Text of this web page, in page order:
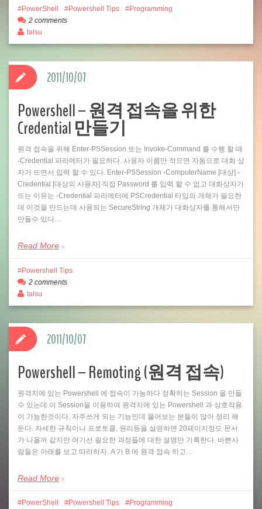
PowerShell Powershell Tips
Programming
2 comments
talsu
Powershell – 원격 접속을 위한
Credential 만들기
원격 접속을 위해 Enter-PSSession 또는 Invoke-Command 를 수행 할 때
-Credential 파라메터가 필요하다. 사용자 이름만 적으면 자동으로 대화 상
자가 뜨면서 입력 할 수 있다. Enter-PSSession -ComputerName [대상] -
Credential [대상의 사용자] 직접 Password 를 입력 할 수 없고 대화상자가
뜨는 이유는 -Credential 파라메터에 PSCredential 타입의 개체가 필요한
데 이것을 만드는데 사용되는 SecureString 개체가 대화상자를 통해서만
만들수 있다…
Read More
2011/10/07
Powershell Tips
2 comments
talsu
Powershell – Remoting (원격 접속)
원격지에 있는 Powershell 에 접속이 가능하다 정확히는 Session 을 만들
수 있는데 이 Session을 이용하여 원격지에 있는 Powershell 과 상호작용
이 가능한것이다. 자주쓰게 되는 기능인데 물어보는 분들이 많아 정리 해
둔다. 자세한 규칙이나 프로토콜, 원리등을 설명하면 20페이지정도 문서
가 나올꺼 같지만 여기선 필요한 과정들에 대한 설명만 기록한다. 바쁜사
람들은 아래를 보고 따라하자. A 가 B 에 원격 접속 하고…
Read More
2011/10/07
PowerShell Powershell Tips
Programming